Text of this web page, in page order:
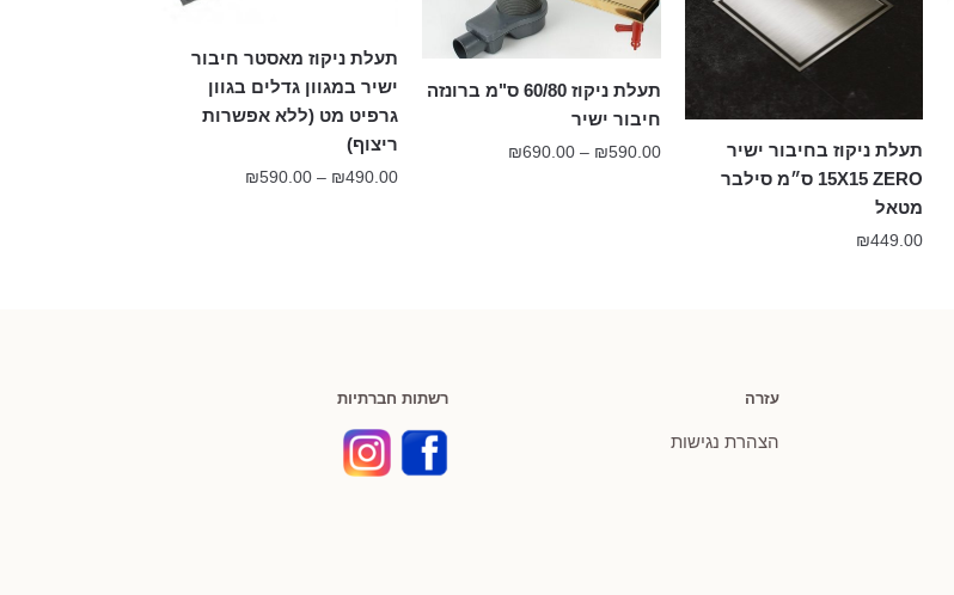
תעלת ניקוז בחיבור ישיר
15X15 ZERO ס״מ סילבר
מטאל
₪449.00
תעלת ניקוז 60/80 ס"מ ברונזה
חיבור ישיר
₪590.00
–
₪690.00
תעלת ניקוז מאסטר חיבור
ישיר במגוון גדלים בגוון
גרפיט מט (ללא אפשרות
ריצוף)
₪490.00
–
₪590.00
עזרה
הצהרת נגישות
רשתות חברתיות